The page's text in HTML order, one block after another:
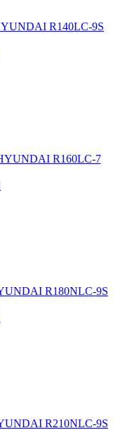
R140LC-9S
R160LC-7
R180NLC-9S
R210NLC-9S